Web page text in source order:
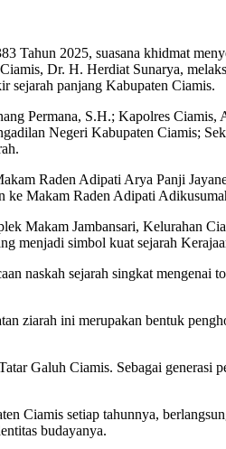
Tahun 2025, suasana khidmat
Dr. H. Herdiat Sunarya,
sejarah panjang Kabupaten Ciamis.
Permana, S.H.; Kapolres
Negeri Kabupaten Ciamis;
Raden Adipati Arya Panji
Makam Raden Adipati
Makam Jambansari, Kelurahan
menjadi simbol kuat sejarah
naskah sejarah singkat
ini merupakan bentuk
Galuh Ciamis. Sebagai generasi
Ciamis setiap tahunnya,
budayanya.